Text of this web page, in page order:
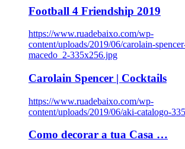
Football 4 Friendship 2019
https://www.ruadebaixo.com/wp-
content/uploads/2019/06/carolain-
macedo_2-335x256.jpg
Carolain Spencer | Cocktails
https://www.ruadebaixo.com/wp-
content/uploads/2019/06/aki-catalogo-
Como decorar a tua Casa …